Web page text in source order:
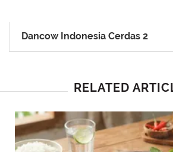
Dancow Indonesia Cerdas 2
RELATED